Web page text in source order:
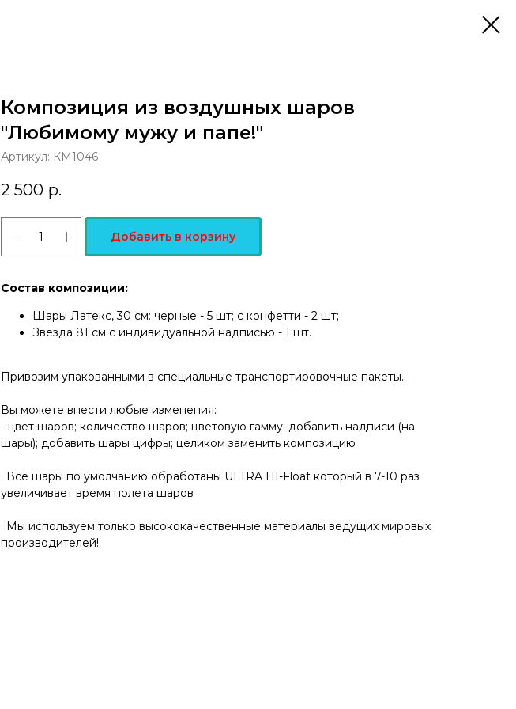
Композиция из воздушных шаров
"Любимому мужу и папе!"
Артикул: КМ1046
2 500 р.
Добавить в корзину
Состав композиции:
Шары Латекс, 30 см: черные - 5 шт; с конфетти - 2 шт;
Звезда 81 см с индивидуальной надписью - 1 шт.
Привозим упакованными в специальные транспортировочные пакеты.
Вы можете внести любые изменения:
- цвет шаров; количество шаров; цветовую гамму; добавить надписи (на
шары); добавить шары цифры; целиком заменить композицию
· Все шары по умолчанию обработаны ULTRA HI-Float который в 7-10 раз
увеличивает время полета шаров
· Мы используем только высококачественные материалы ведущих мировых
производителей!